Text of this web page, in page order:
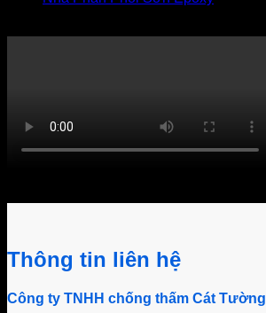
Thông tin liên hệ
Công ty TNHH chống thấm Cát Tường